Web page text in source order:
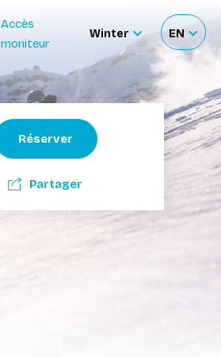
Accès
moniteur
Winter
Sélectionnez
le
EN
votre
Réserver
Partager